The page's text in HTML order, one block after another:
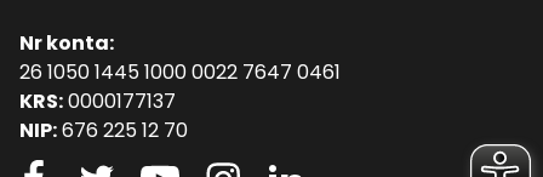
Nr konta:
26 1050 1445 1000 0022 7647 0461
KRS:0000177137
NIP:676 225 12 70